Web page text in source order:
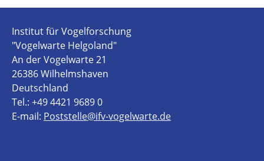
Institut für Vogelforschung
"Vogelwarte Helgoland"
An der Vogelwarte 21
26386 Wilhelmshaven
Deutschland
Tel.: +49 4421 9689 0
E-mail: Poststelle@ifv-vogelwarte.de